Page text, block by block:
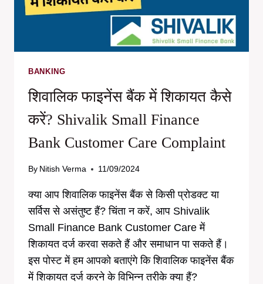
BANKING
शिवालिक फाइनेंस बैंक में शिकायत कैसे
करें? Shivalik Small Finance
Bank Customer Care Complaint
By Nitish Verma 11/09/2024
क्या आप शिवालिक फाइनेंस बैंक से किसी प्रोडक्ट या
सर्विस से असंतुष्ट हैं? चिंता न करें, आप Shivalik
Small Finance Bank Customer Care में
शिकायत दर्ज करवा सकते हैं और समाधान पा सकते हैं।
इस पोस्ट में हम आपको बताएंगे कि शिवालिक फाइनेंस बैंक
में शिकायत दर्ज करने के विभिन्न तरीके क्या हैं?